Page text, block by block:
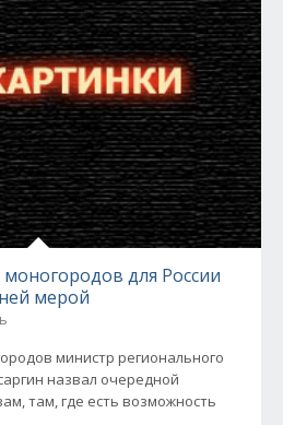
моногородов для России
мерой
министр регионального
назвал очередной
там, где есть возможность